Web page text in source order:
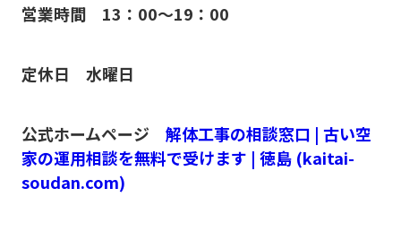
営業時間 13：00～19：00
定休日 水曜日
公式ホームページ 解体工事の相談窓口 | 古い空
家の運用相談を無料で受けます | 徳島 (kaitai-
soudan.com)